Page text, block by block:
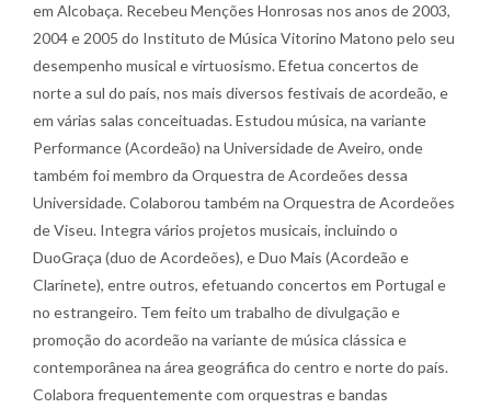
em Alcobaça. Recebeu Menções Honrosas nos anos de 2003,
2004 e 2005 do Instituto de Música Vitorino Matono pelo seu
desempenho musical e virtuosismo. Efetua concertos de
norte a sul do país, nos mais diversos festivais de acordeão, e
em várias salas conceituadas. Estudou música, na variante
Performance (Acordeão) na Universidade de Aveiro, onde
também foi membro da Orquestra de Acordeões dessa
Universidade. Colaborou também na Orquestra de Acordeões
de Viseu. Integra vários projetos musicais, incluindo o
DuoGraça (duo de Acordeões), e Duo Mais (Acordeão e
Clarinete), entre outros, efetuando concertos em Portugal e
no estrangeiro. Tem feito um trabalho de divulgação e
promoção do acordeão na variante de música clássica e
contemporânea na área geográfica do centro e norte do país.
Colabora frequentemente com orquestras e bandas